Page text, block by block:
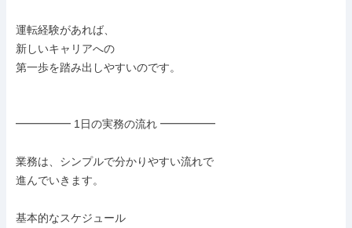
運転経験があれば、
新しいキャリアへの
第一歩を踏み出しやすいのです。
━━━━━ 1日の実務の流れ ━━━━━
業務は、シンプルで分かりやすい流れで
進んでいきます。
基本的なスケジュール